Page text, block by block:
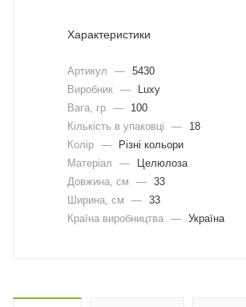
Характеристики
Артикул — 5430
Виробник —
Luxy
Вага, гр —
100
Кількість в упаковці
—
18
Колір —
Різні кольори
Матеріал
—
Целюлоза
Довжина, cм
— 33
Ширина, cм
— 33
Країна виробництва — Україна